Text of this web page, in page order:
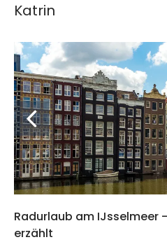
Katrin
Radurlaub am IJsselmeer
erzählt